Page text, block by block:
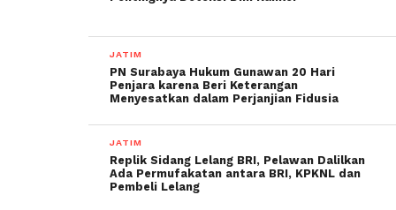
JATIM
PN Surabaya Hukum Gunawan 20 Hari
Penjara karena Beri Keterangan
Menyesatkan dalam Perjanjian Fidusia
JATIM
Replik Sidang Lelang BRI, Pelawan Dalilkan
Ada Permufakatan antara BRI, KPKNL dan
Pembeli Lelang